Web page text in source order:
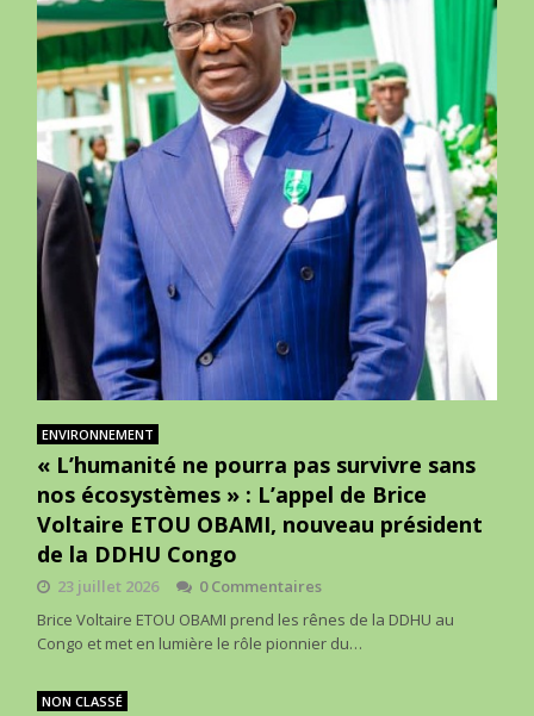
ENVIRONNEMENT
« L’humanité ne pourra pas survivre sans
nos écosystèmes » : L’appel de Brice
Voltaire ETOU OBAMI, nouveau président
de la DDHU Congo
23 juillet 2026
0 Commentaires
Brice Voltaire ETOU OBAMI prend les rênes de la DDHU au
Congo et met en lumière le rôle pionnier du…
NON CLASSÉ